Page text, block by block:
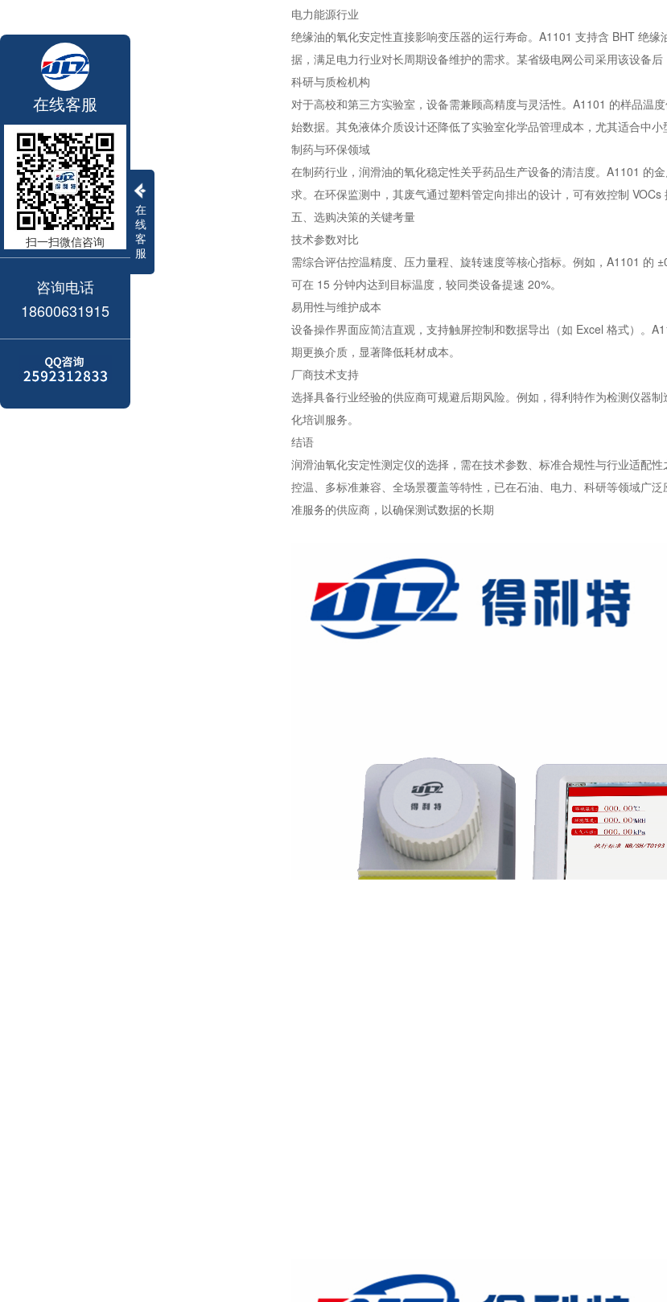
电力能源行业
绝缘油的氧化安定性直接影响变压器的运行寿命。A1101 支持含 BHT 绝
据，满足电力行业对长周期设备维护的需求。某省级电网公司采用该设备后
科研与质检机构
对于高校和第三方实验室，设备需兼顾高精度与灵活性。A1101 的样品温
始数据。其免液体介质设计还降低了实验室化学品管理成本，尤其适合中小
制药与环保领域
在制药行业，润滑油的氧化稳定性关乎药品生产设备的清洁度。A1101 的
求。在环保监测中，其废气通过塑料管定向排出的设计，可有效控制 VOCs
五、选购决策的关键考量
技术参数对比
需综合评估控温精度、压力量程、旋转速度等核心指标。例如，A1101
可在 15 分钟内达到目标温度，较同类设备提速 20%。
易用性与维护成本
设备操作界面应简洁直观，支持触屏控制和数据导出（如 Excel 格式）。
期更换介质，显著降低耗材成本。
厂商技术支持
选择具备行业经验的供应商可规避后期风险。例如，得利特作为检测仪器
化培训服务。
结语
润滑油氧化安定性测定仪的选择，需在技术参数、标准合规性与行业适配
控温、多标准兼容、全场景覆盖等特性，已在石油、电力、科研等领域广
准服务的供应商，以确保测试数据的长期
在
线
客
服
在线客服
扫一扫微信咨询
咨询电话
18600631915